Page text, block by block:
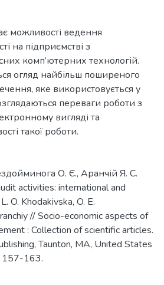
можливості ведення
на підприємстві з
комп’ютерних технологій.
огляд найбільш поширеного
яке використовується у
переваги роботи з
вигляді та
такої роботи.
О. Є., Аранчій Я. С.
activities: international and
O. Khodakivska, O. E.
// Socio-economic aspects of
: Collection of scientific articles.
Taunton, MA, United States
157-163.